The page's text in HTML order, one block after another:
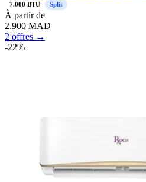
7.000 BTU Split
À partir de
2.900 MAD
2 offres →
-22%